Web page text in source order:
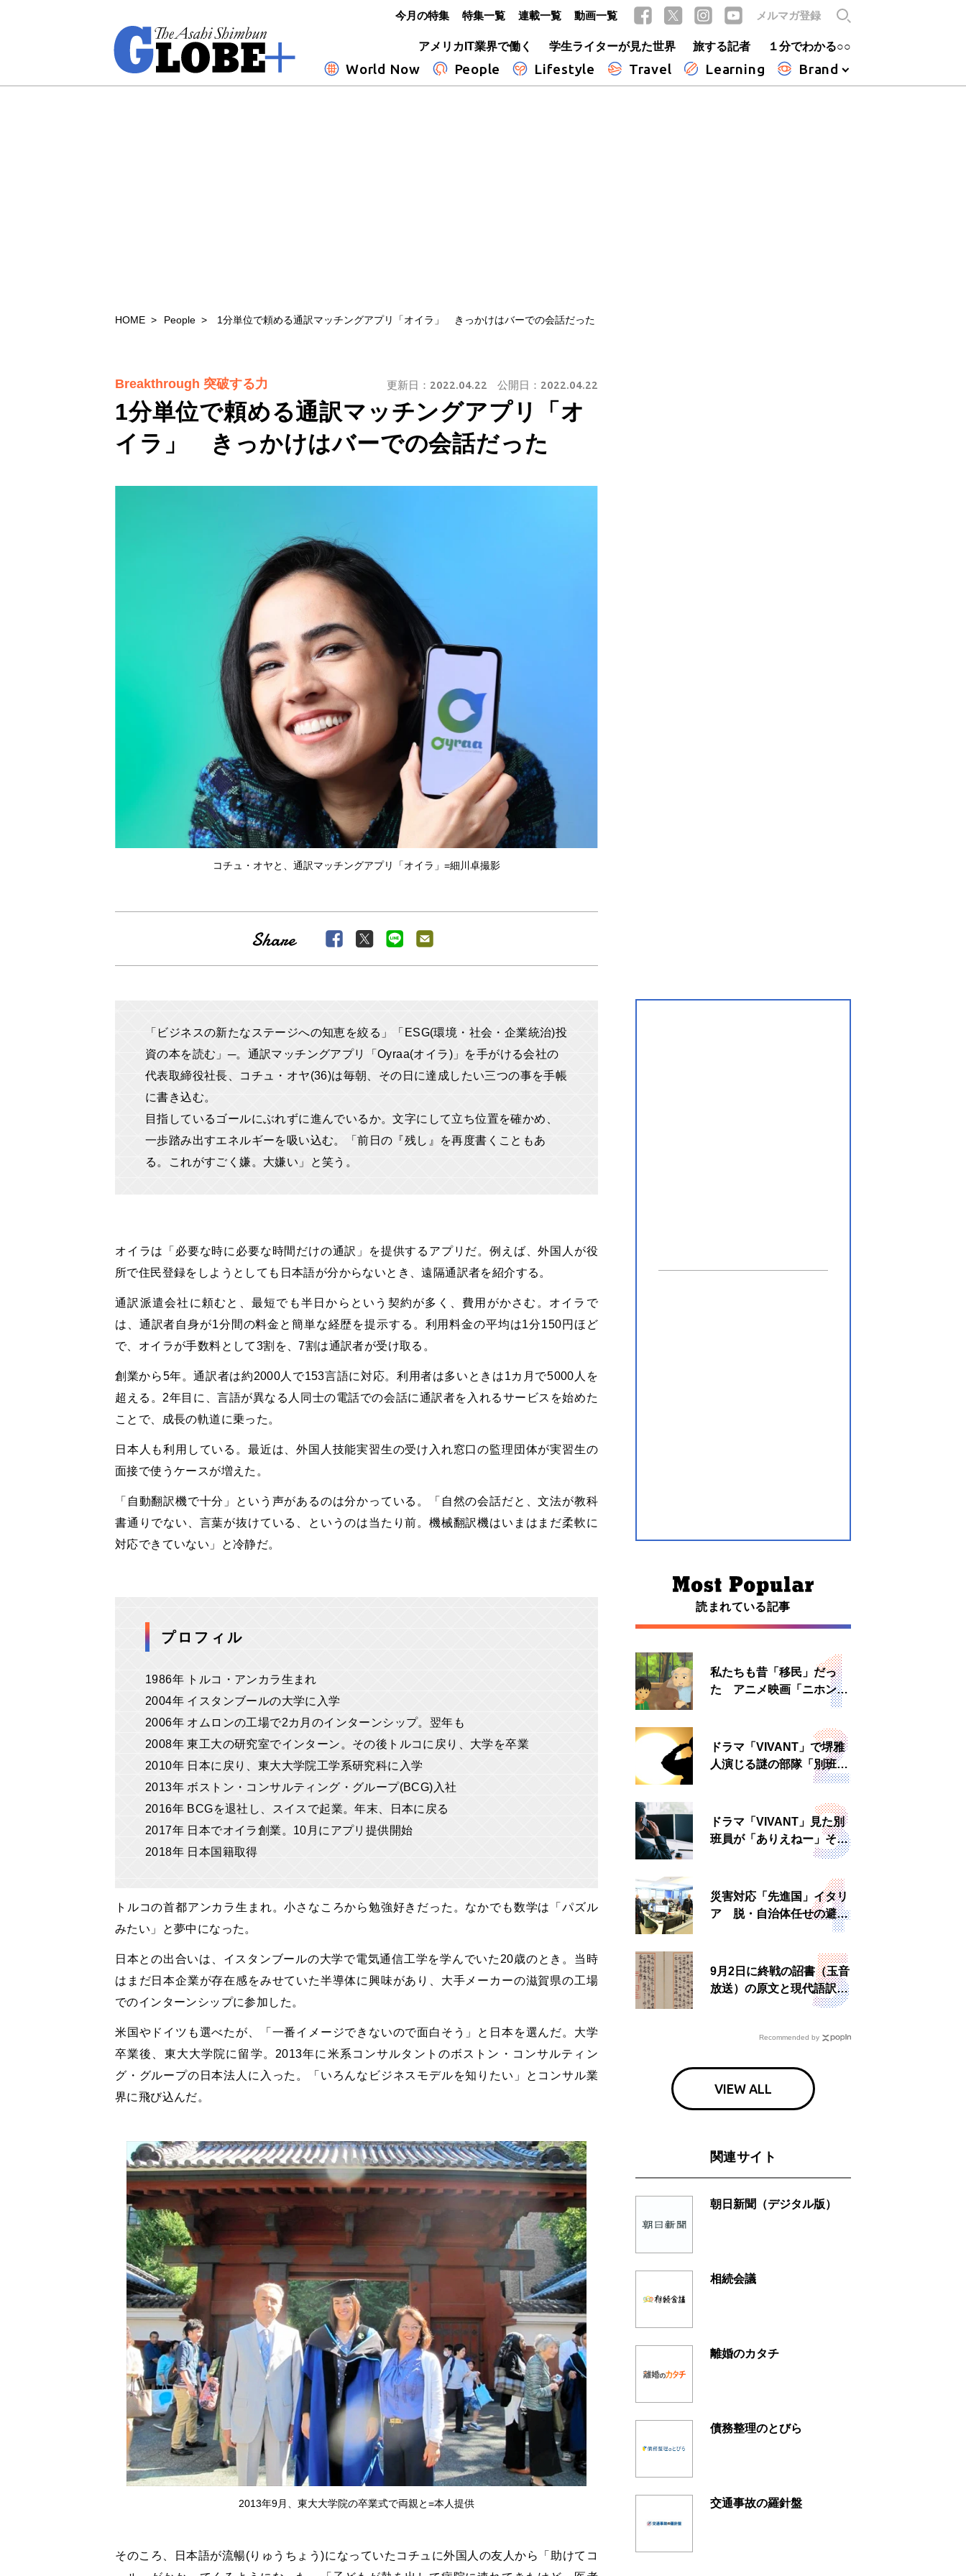
アメリカIT業界で働く
学生ライターが見た世界 旅する記者 １分でわかる○○
World Now People Lifestyle Travel Learning Brand
今月の特集 特集一覧 連載一覧 動画一覧 メルマガ登録
HOME People 1分単位で頼める通訳マッチングアプリ「オイラ」 きっかけはバーでの会話だった
1分単位で頼める通訳マッチングアプリ「オ
イラ」 きっかけはバーでの会話だった
Breakthrough 突破する力 更新日： 2022.04.22 公開日： 2022.04.22
コチュ・オヤと、通訳マッチングアプリ「オイラ」=細川卓撮影
「ビジネスの新たなステージへの知恵を絞る」「ESG(環境・社会・企業統治)投
資の本を読む」─。通訳マッチングアプリ「Oyraa(オイラ)」を手がける会社の
代表取締役社長、コチュ・オヤ(36)は毎朝、その日に達成したい三つの事を手帳
に書き込む。
目指しているゴールにぶれずに進んでいるか。文字にして立ち位置を確かめ、
一歩踏み出すエネルギーを吸い込む。「前日の『残し』を再度書くこともあ
る。これがすごく嫌。大嫌い」と笑う。
オイラは「必要な時に必要な時間だけの通訳」を提供するアプリだ。例えば、外国人が役
所で住民登録をしようとしても日本語が分からないとき、遠隔通訳者を紹介する。
通訳派遣会社に頼むと、最短でも半日からという契約が多く、費用がかさむ。オイラで
は、通訳者自身が1分間の料金と簡単な経歴を提示する。利用料金の平均は1分150円ほど
で、オイラが手数料として3割を、7割は通訳者が受け取る。
創業から5年。通訳者は約2000人で153言語に対応。利用者は多いときは1カ月で5000人を
超える。2年目に、言語が異なる人同士の電話での会話に通訳者を入れるサービスを始めた
ことで、成長の軌道に乗った。
日本人も利用している。最近は、外国人技能実習生の受け入れ窓口の監理団体が実習生の
面接で使うケースが増えた。
「自動翻訳機で十分」という声があるのは分かっている。「自然の会話だと、文法が教科
書通りでない、言葉が抜けている、というのは当たり前。機械翻訳機はいまはまだ柔軟に
対応できていない」と冷静だ。
プロフィル
1986年 トルコ・アンカラ生まれ
2004年 イスタンブールの大学に入学
2006年 オムロンの工場で2カ月のインターンシップ。翌年も
2008年 東工大の研究室でインターン。その後トルコに戻り、大学を卒業
2010年 日本に戻り、東大大学院工学系研究科に入学
2013年 ボストン・コンサルティング・グループ(BCG)入社
2016年 BCGを退社し、スイスで起業。年末、日本に戻る
2017年 日本でオイラ創業。10月にアプリ提供開始
2018年 日本国籍取得
トルコの首都アンカラ生まれ。小さなころから勉強好きだった。なかでも数学は「パズル
みたい」と夢中になった。
日本との出合いは、イスタンブールの大学で電気通信工学を学んでいた20歳のとき。当時
はまだ日本企業が存在感をみせていた半導体に興味があり、大手メーカーの滋賀県の工場
でのインターンシップに参加した。
米国やドイツも選べたが、「一番イメージできないので面白そう」と日本を選んだ。大学
卒業後、東大大学院に留学。2013年に米系コンサルタントのボストン・コンサルティン
グ・グループの日本法人に入った。「いろんなビジネスモデルを知りたい」とコンサル業
界に飛び込んだ。
2013年9月、東大大学院の卒業式で両親と=本人提供
そのころ、日本語が流暢(りゅうちょう)になっていたコチュに外国人の友人から「助けてコ
読まれている記事
私たちも昔「移民」だっ
た アニメ映画「ニホンジ
ドラマ「VIVANT」で堺雅
人演じる謎の部隊「別班」
は実在する？内情知る人物
ドラマ「VIVANT」見た別
班員が「ありえねー」その
理由とは 非公然組織ゆえ
災害対応「先進国」イタリ
ア 脱・自治体任せの避難
所運営、被災者への温かい
9月2日に終戦の詔書（玉音
放送）の原文と現代語訳を
読む もう一つの「終戦の
Recommended by
VIEW ALL
関連サイト
朝日新聞（デジタル版）
相続会議
離婚のカタチ
債務整理のとびら
交通事故の羅針盤